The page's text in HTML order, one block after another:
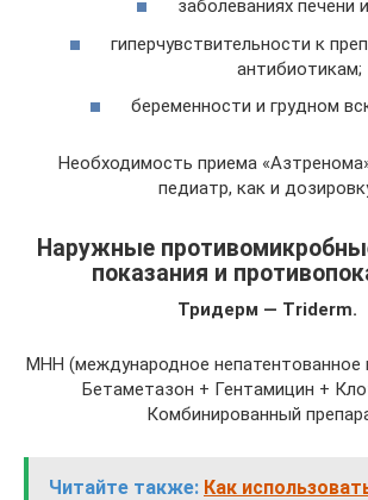
заболеваниях печени
гиперчувствительности к
антибиотикам;
беременности и грудном
Необходимость приема
педиатр, как и
Наружные
показания и
Тридерм — Triderm.
МНН (международное непатентованное
Бетаметазон + Гентамицин +
Комбинированный
Читайте также: Как